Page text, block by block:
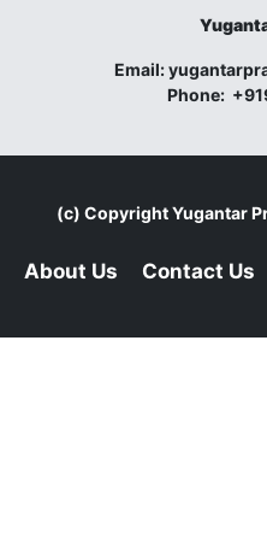
Email:
Phone:
(c) CopyrightYugantar
About Us Contact Us